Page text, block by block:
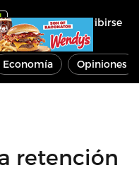
Inscribirse
Economía Opiniones
retención